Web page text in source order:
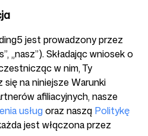
jest prowadzony przez
„nasz”). Składając wniosek o
w nim, Ty
się na niniejsze Warunki
afiliacyjnych, nasze
usługoraz naszą Politykę
jest włączona przez